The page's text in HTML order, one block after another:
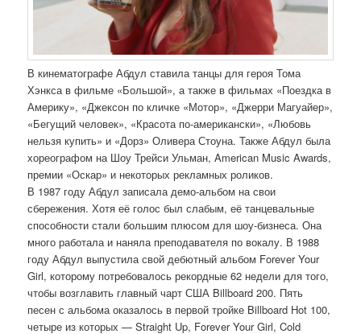
В кинематографе Абдул ставила танцы для героя Тома
Хэнкса в фильме «Большой», а также в фильмах «Поездка в
Америку», «Джексон по кличке «Мотор», «Джерри Магуайер»,
«Бегущий человек», «Красота по-американски», «Любовь
нельзя купить» и «Дорз» Оливера Стоуна. Также Абдул была
хореографом на Шоу Трейси Ульман, American Music Awards,
премии «Оскар» и некоторых рекламных роликов.
В 1987 году Абдул записала демо-альбом на свои
сбережения. Хотя её голос был слабым, её танцевальные
способности стали большим плюсом для шоу-бизнеса. Она
много работала и наняла преподавателя по вокалу. В 1988
году Абдул выпустила свой дебютный альбом Forever Your
Girl, которому потребовалось рекордные 62 недели для того,
чтобы возглавить главный чарт США Billboard 200. Пять
песен с альбома оказалось в первой тройке Billboard Hot 100,
четыре из которых — Straight Up, Forever Your Girl, Cold